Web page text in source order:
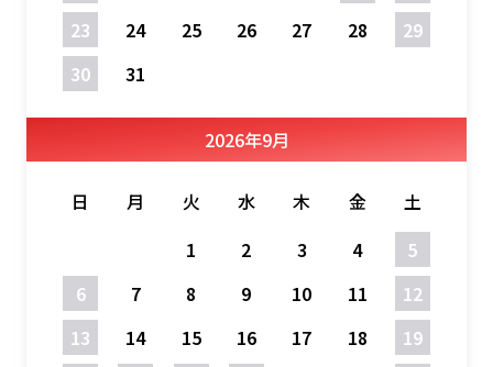
23
24 25 26 27 28
29
30
31
2026年9月
日 月 火 水 木 金
土
1
2 3 4
5
6
7 8 9 10 11
12
13
14 15 16 17 18
19